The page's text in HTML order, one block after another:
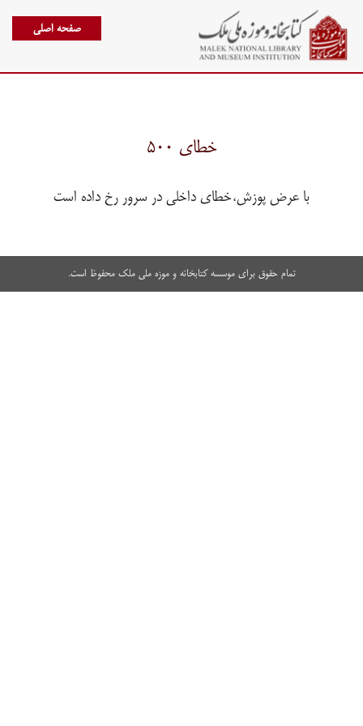
صفحه اصلی
خطای ۵۰۰
با عرض پوزش،خطای داخلی در سرور رخ داده است
تمام حقوق برای موسسه کتابخانه و موزه ملی ملک محفوظ است.